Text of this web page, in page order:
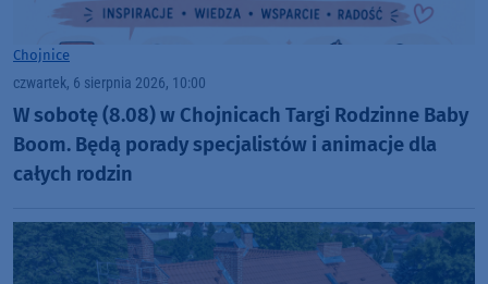
Chojnice
czwartek, 6 sierpnia 2026, 10:00
W sobotę (8.08) w Chojnicach Targi Rodzinne Baby
Boom. Będą porady specjalistów i animacje dla
całych rodzin